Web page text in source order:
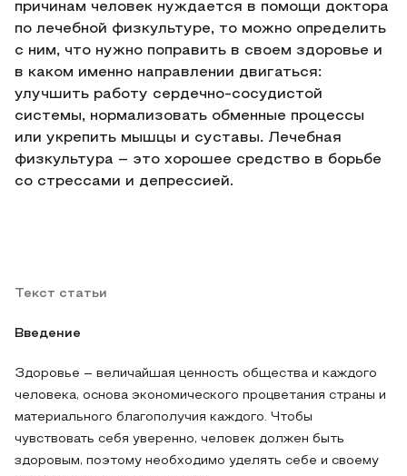
причинам человек нуждается в помощи доктора
по лечебной физкультуре, то можно определить
с ним, что нужно поправить в своем здоровье и
в каком именно направлении двигаться:
улучшить работу сердечно-сосудистой
системы, нормализовать обменные процессы
или укрепить мышцы и суставы. Лечебная
физкультура – это хорошее средство в борьбе
со стрессами и депрессией.
Текст статьи
Введение
Здоровье – величайшая ценность общества и каждого
человека, основа экономического процветания страны и
материального благополучия каждого. Чтобы
чувствовать себя уверенно, человек должен быть
здоровым, поэтому необходимо уделять себе и своему